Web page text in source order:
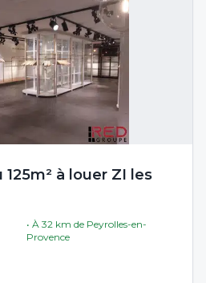
à louer ZI les
• À32 km de Peyrolles-en-
Provence